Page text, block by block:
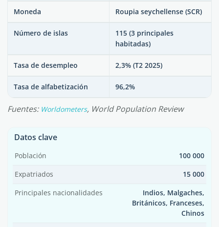
Moneda Roupia seychellense (SCR)
Número de islas
115 (3 principales
habitadas)
Tasa de desempleo 2,3% (T2 2025)
Tasa de alfabetización 96,2%
Fuentes: Worldometers, World Population Review
Datos clave
Población 100 000
Expatriados 15 000
Principales nacionalidades
Indios, Malgaches,
Británicos, Franceses,
Chinos